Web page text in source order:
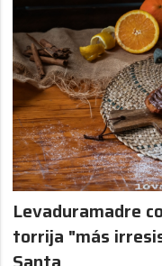
Levaduramadre
torrija "más